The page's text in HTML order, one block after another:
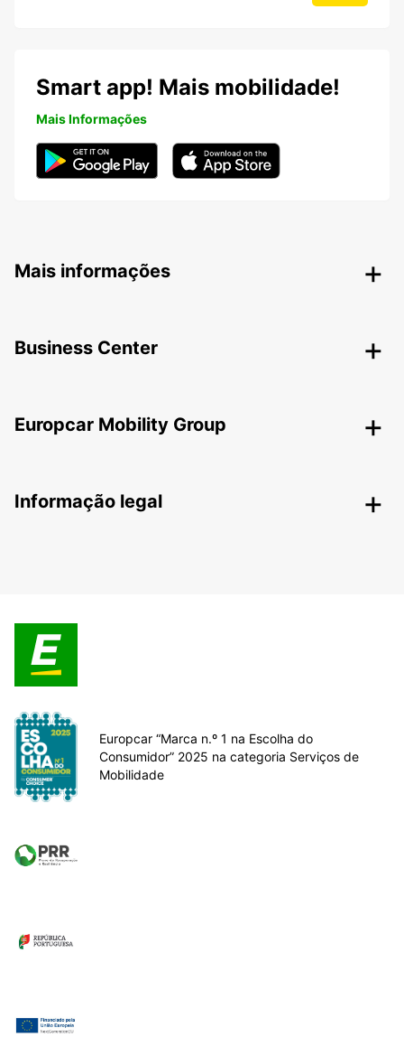
Smart app! Mais mobilidade!
Mais Informações
Mais informações
Business Center
Europcar Mobility Group
Informação legal
Europcar “Marca n.º 1 na Escolha do
Consumidor” 2025 na categoria Serviços de
Mobilidade